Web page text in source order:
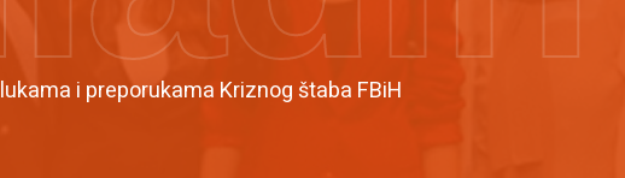
i preporukama Kriznog štaba FBiH